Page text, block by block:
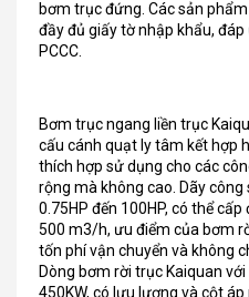
bơm trục đứng. Các sản
đầy đủ giấy tờ nhập khẩu,
PCCC.
Bơm trục ngang liền trục
cấu cánh quạt ly tâm kết hợp
thích hợp sử dụng cho các
rộng mà không cao. Dãy
0.75HP đến 100HP, có thể
500 m3/h, ưu điểm của bơm
tốn phí vận chuyển và không
Dòng bơm rời trục Kaiquan
450KW, có lưu lượng và cột